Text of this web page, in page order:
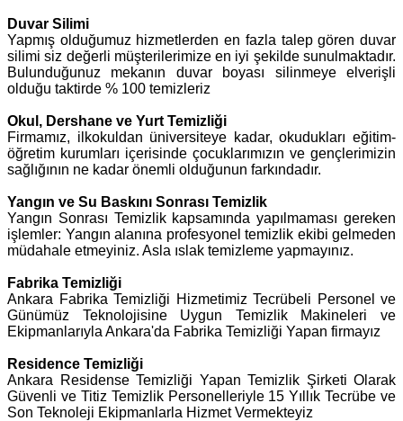
Duvar Silimi
Yapmış olduğumuz hizmetlerden en fazla talep gören duvar
silimi siz değerli müşterilerimize en iyi şekilde sunulmaktadır.
Bulunduğunuz mekanın duvar boyası silinmeye elverişli
olduğu taktirde % 100 temizleriz
Okul, Dershane ve Yurt Temizliği
Firmamız, ilkokuldan üniversiteye kadar, okudukları eğitim-
öğretim kurumları içerisinde çocuklarımızın ve gençlerimizin
sağlığının ne kadar önemli olduğunun farkındadır.
Yangın ve Su Baskını Sonrası Temizlik
Yangın Sonrası Temizlik kapsamında yapılmaması gereken
işlemler: Yangın alanına profesyonel temizlik ekibi gelmeden
müdahale etmeyiniz. Asla ıslak temizleme yapmayınız.
Fabrika Temizliği
Ankara Fabrika Temizliği Hizmetimiz Tecrübeli Personel ve
Günümüz Teknolojisine Uygun Temizlik Makineleri ve
Ekipmanlarıyla Ankara'da Fabrika Temizliği Yapan firmayız
Residence Temizliği
Ankara Residense Temizliği Yapan Temizlik Şirketi Olarak
Güvenli ve Titiz Temizlik Personelleriyle 15 Yıllık Tecrübe ve
Son Teknoleji Ekipmanlarla Hizmet Vermekteyiz